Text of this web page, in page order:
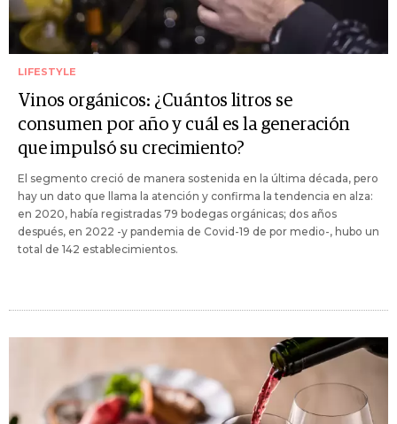
LIFESTYLE
Vinos orgánicos: ¿Cuántos litros se
consumen por año y cuál es la generación
que impulsó su crecimiento?
El segmento creció de manera sostenida en la última década, pero
hay un dato que llama la atención y confirma la tendencia en alza:
en 2020, había registradas 79 bodegas orgánicas; dos años
después, en 2022 -y pandemia de Covid-19 de por medio-, hubo un
total de 142 establecimientos.